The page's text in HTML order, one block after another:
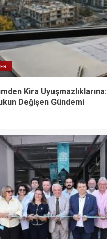
Kira Uyuşmazlıklarına:
Değişen Gündemi